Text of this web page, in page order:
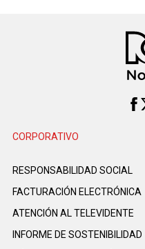
CORPORATIVO
RESPONSABILIDAD SOCIAL
FACTURACIÓN ELECTRÓNICA
ATENCIÓN AL TELEVIDENTE
INFORME DE SOSTENIBILIDAD